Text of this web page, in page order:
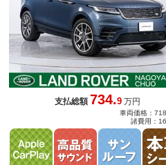
支払総額734.9 万円
車両価格：
諸費用：